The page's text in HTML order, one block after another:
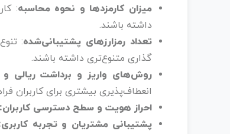
میزان کارمزدها و نحوه محاسبه:
داشته باشند.
تعداد رمزارزهای پشتیبانی‌شده:
گذاری متنوع‌تری داشته باشند.
روش‌های واریز و برداشت ریالی و
انعطاف‌پذیری بیشتری برای کاربران
احراز هویت و سطح دسترسی کاربران:
پشتیبانی مشتریان و تجربه